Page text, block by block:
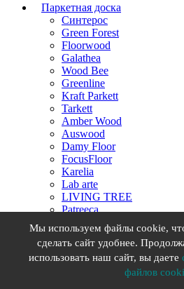
Паркетная доска
Синтерос
Green Forest
Floorwood
Galathea
Wood Bee
Greenline
Kraft Parkett
Tarkett
Amber Wood
Auswood
Damy Floor
FocusFloor
Karelia
Lab arte
LIVING TREE
Patreeca
Polarwood
Primavera
Quartz Parquet
Мы используем файлы cookie,
сделать сайт удобнее.
использовать наш сайт, вы даете
файлов